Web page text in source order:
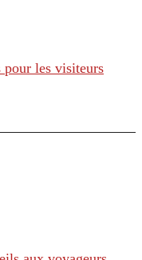
les visiteurs